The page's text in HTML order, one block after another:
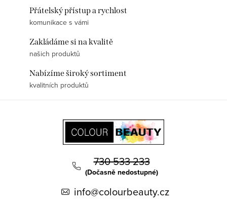
Přátelský přístup a rychlost
komunikace s vámi
Zakládáme si na kvalitě
našich produktů
Nabízíme široký sortiment
kvalitních produktů
730 533 233
(Dočasně nedostupné)
info@colourbeauty.cz